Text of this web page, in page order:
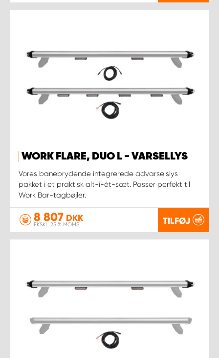
WORK FLARE, DUO L - VARSELLYS
Vores banebrydende integrerede advarselslys
pakket i et praktisk alt-i-ét-sæt. Passer perfekt til
Work Bar-tagbøjler.
8 807 DKK
EKSKL. 25 % MOMS TILFØJ